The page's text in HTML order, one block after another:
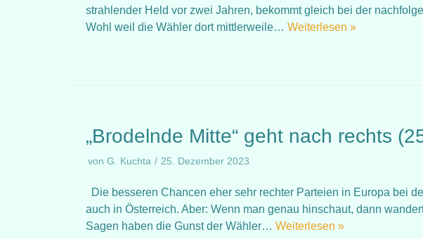
strahlender Held vor zwei Jahren, bekommt gleich bei der
Wohl weil die Wähler dort mittlerweile… Weiterlesen »
„Brodelnde Mitte“ geht nach rechts
von G. Kuchta 25. Dezember 2023
Die besseren Chancen eher sehr rechter Parteien in Europa bei
auch in Österreich. Aber: Wenn man genau hinschaut, dann
Sagen haben die Gunst der Wähler… Weiterlesen »